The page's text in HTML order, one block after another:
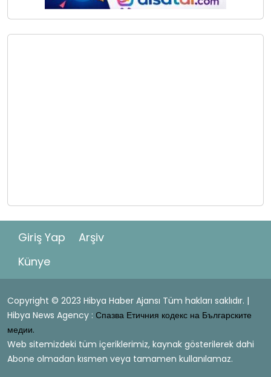
Giriş Yap
Arşiv
Künye
Copyright © 2023 Hibya Haber Ajansı Tüm hakları saklıdır. |
Hibya News Agency : Спазва Етичния кодекс на Българските
медии.
Web sitemizdeki tüm içeriklerimiz, kaynak gösterilerek dahi
Abone olmadan kısmen veya tamamen kullanılamaz.